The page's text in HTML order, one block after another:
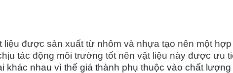
được sản xuất từ nhôm và nhựa tạo nên một
tác động môi trường tốt nên vật liệu này được ưu
khác nhau vì thế giá thành phụ thuộc vào chất